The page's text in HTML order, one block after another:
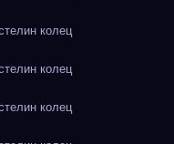
колец
колец
колец